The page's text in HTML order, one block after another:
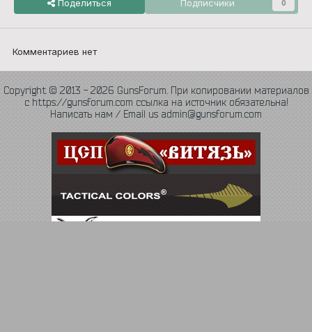
Поделиться Подписчики 0
Комментариев нет
Copyright © 2013 - 2026 GunsForum. При копировании материалов
с https://gunsforum.com ссылка на источник обязательна!
Написать нам / Email us admin@gunsforum.com